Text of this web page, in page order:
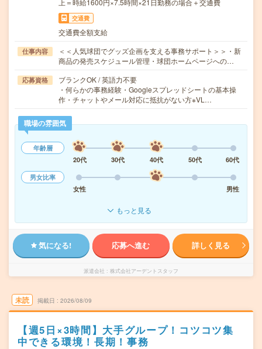
上＝時給1600円×7.5時間×21日勤務の場合＋交通費
交通費
交通費全額支給
仕事内容
＜＜人気球団でグッズ企画を支える事務サポート＞＞・新
商品の発売スケジュール管理・球団ホームページへの…
応募資格
ブランクOK / 英語力不要
・何らかの事務経験・Googleスプレッドシートの基本操
作・チャットやメール対応に抵抗がない方※VL…
職場の雰囲気
年齢層
20代
30代 40代 50代
60代
男女比率
女性
男性
もっと見る
気になる! 応募へ進む 詳しく見る
派遣会社 株式会社アーデントスタッフ
未読 掲載日 2026/08/09
【週5日×3時間】大手グループ！コツコツ集
中できる環境！長期！事務